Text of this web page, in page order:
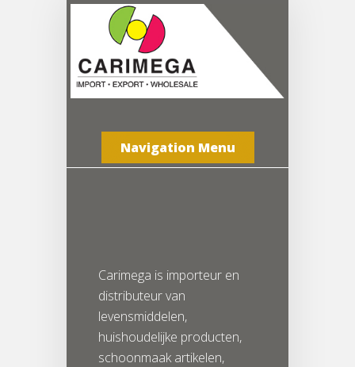
Navigation Menu
Carimega is importeur en
distributeur van
levensmiddelen,
huishoudelijke producten,
schoonmaak artikelen,